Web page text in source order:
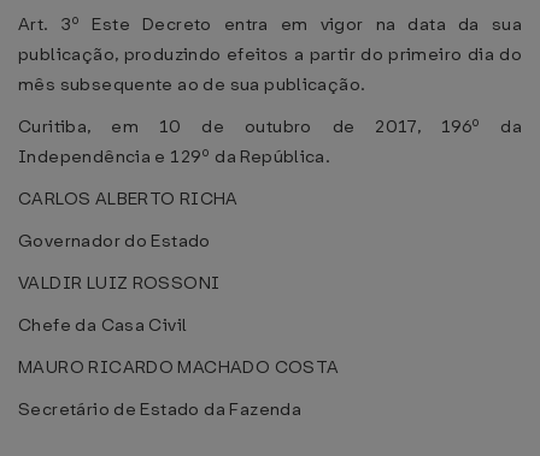
Art. 3º Este Decreto entra em vigor na data da sua
publicação, produzindo efeitos a partir do primeiro dia do
mês subsequente ao de sua publicação.
Curitiba, em 10 de outubro de 2017, 196º da
Independência e 129º da República.
CARLOS ALBERTO RICHA
Governador do Estado
VALDIR LUIZ ROSSONI
Chefe da Casa Civil
MAURO RICARDO MACHADO COSTA
Secretário de Estado da Fazenda